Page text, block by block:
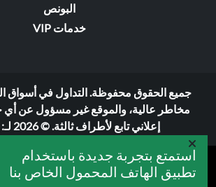
استمتع بتجربة جديدة باستخدام
تطبيق الهاتف المحمول الخاص بنا
البونص
خدمات VIP
جميع الحقوق محفوظة. التداول في أسواق
مخاطر عالية، والموقع غير مسؤول عن أي
إعلاني تابع لأطراف ثالثة. © 2026 لـ: